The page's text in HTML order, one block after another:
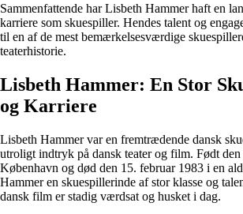
Sammenfattende har Lisbeth Hammer haft en
karriere som skuespiller. Hendes talent og
til en af de mest bemærkelsesværdige
teaterhistorie.
Lisbeth Hammer: En Stor
og Karriere
Lisbeth Hammer var en fremtrædende dansk
utroligt indtryk på dansk teater og film. Født
København og død den 15. februar 1983 i en
Hammer en skuespillerinde af stor klasse og
dansk film er stadig værdsat og husket i dag.